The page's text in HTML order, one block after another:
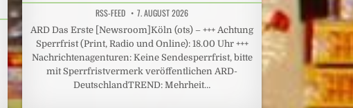
RSS-FEED 7. AUGUST 2026
ARD Das Erste [Newsroom]Köln (ots) – +++ Achtung
Sperrfrist (Print, Radio und Online): 18.00 Uhr +++
Nachrichtenagenturen: Keine Sendesperrfrist, bitte
mit Sperrfristvermerk veröffentlichen ARD-
DeutschlandTREND: Mehrheit…